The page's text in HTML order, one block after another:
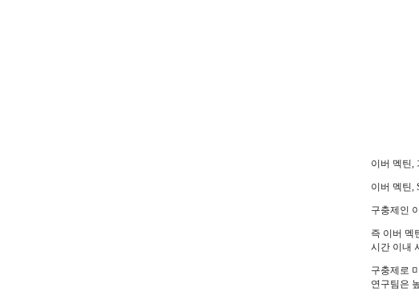
이버 멕틴,
이버 멕틴,
구충제인
즉 이버 멕
시간 이내
구충제로
연구팀은